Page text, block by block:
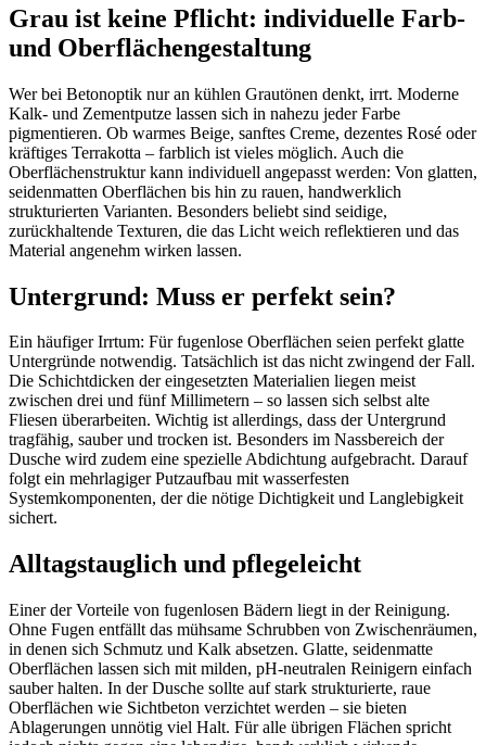
Grau ist keine Pflicht: individuelle Farb-
und Oberflächengestaltung
Wer bei Betonoptik nur an kühlen Grautönen denkt, irrt. Moderne
Kalk- und Zementputze lassen sich in nahezu jeder Farbe
pigmentieren. Ob warmes Beige, sanftes Creme, dezentes Rosé oder
kräftiges Terrakotta – farblich ist vieles möglich. Auch die
Oberflächenstruktur kann individuell angepasst werden: Von glatten,
seidenmatten Oberflächen bis hin zu rauen, handwerklich
strukturierten Varianten. Besonders beliebt sind seidige,
zurückhaltende Texturen, die das Licht weich reflektieren und das
Material angenehm wirken lassen.
Untergrund: Muss er perfekt sein?
Ein häufiger Irrtum: Für fugenlose Oberflächen seien perfekt glatte
Untergründe notwendig. Tatsächlich ist das nicht zwingend der Fall.
Die Schichtdicken der eingesetzten Materialien liegen meist
zwischen drei und fünf Millimetern – so lassen sich selbst alte
Fliesen überarbeiten. Wichtig ist allerdings, dass der Untergrund
tragfähig, sauber und trocken ist. Besonders im Nassbereich der
Dusche wird zudem eine spezielle Abdichtung aufgebracht. Darauf
folgt ein mehrlagiger Putzaufbau mit wasserfesten
Systemkomponenten, der die nötige Dichtigkeit und Langlebigkeit
sichert.
Alltagstauglich und pflegeleicht
Einer der Vorteile von fugenlosen Bädern liegt in der Reinigung.
Ohne Fugen entfällt das mühsame Schrubben von Zwischenräumen,
in denen sich Schmutz und Kalk absetzen. Glatte, seidenmatte
Oberflächen lassen sich mit milden, pH-neutralen Reinigern einfach
sauber halten. In der Dusche sollte auf stark strukturierte, raue
Oberflächen wie Sichtbeton verzichtet werden – sie bieten
Ablagerungen unnötig viel Halt. Für alle übrigen Flächen spricht